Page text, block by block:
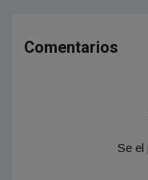
Comentarios
Se el